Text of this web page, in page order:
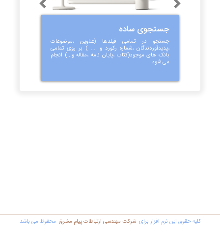
جستجوی ساده
جستجو در تمامی فیلدها (عناوین ،موضوعات
،پدیدآوردندگان ،شماره رکورد و .... ) بر روی تمامی
بانک های موجود(کتاب ،پایان نامه ،مقاله و...) انجام
می شود
Previous Next
کليه حقوق اين نرم افزار برای شرکت مهندسي ارتباطات پیام مشرق محفوظ مي باشد